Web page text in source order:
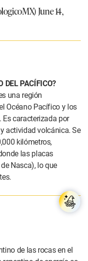
June 14,
DEL PACÍFICO?
una región
Océano Pacífico y los
caracterizada por
actividad volcánica. Se
kilómetros,
las placas
Nasca), lo que
de las rocas en el